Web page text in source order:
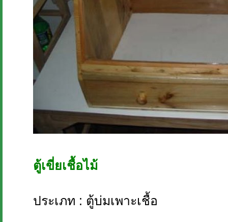
ตู้เขี่ยเชื้อไม้
ประเภท : ตู้บ่มเพาะเชื้อ